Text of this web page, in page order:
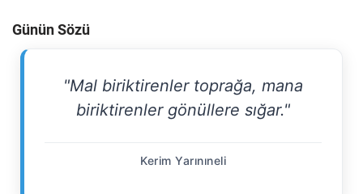
Günün Sözü
"Mal biriktirenler toprağa, mana
biriktirenler gönüllere sığar."
Kerim Yarınıneli